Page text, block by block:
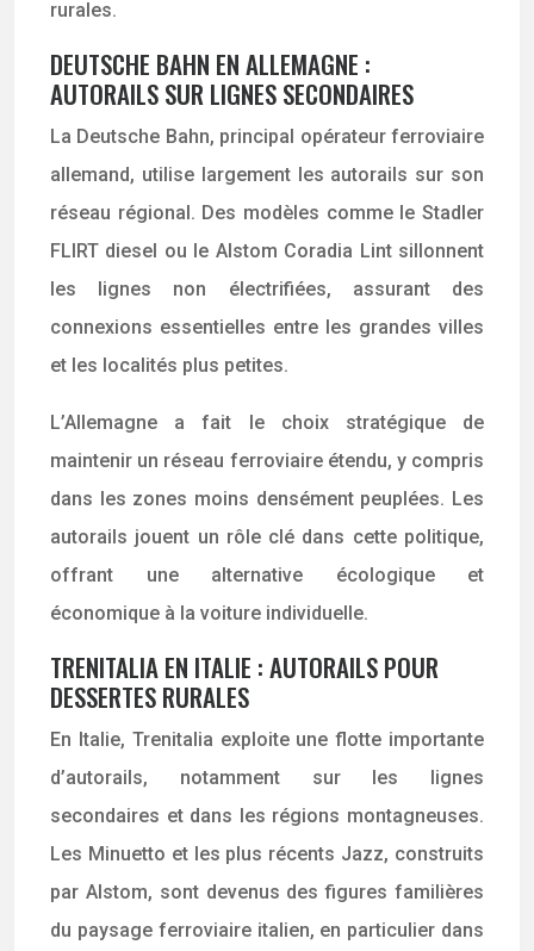
rurales.
DEUTSCHE BAHN EN ALLEMAGNE :
AUTORAILS SUR LIGNES SECONDAIRES
La Deutsche Bahn, principal opérateur ferroviaire
allemand, utilise largement les autorails sur son
réseau régional. Des modèles comme le Stadler
FLIRT diesel ou le Alstom Coradia Lint sillonnent
les lignes non électrifiées, assurant des
connexions essentielles entre les grandes villes
et les localités plus petites.
L’Allemagne a fait le choix stratégique de
maintenir un réseau ferroviaire étendu, y compris
dans les zones moins densément peuplées. Les
autorails jouent un rôle clé dans cette politique,
offrant une alternative écologique et
économique à la voiture individuelle.
TRENITALIA EN ITALIE : AUTORAILS POUR
DESSERTES RURALES
En Italie, Trenitalia exploite une flotte importante
d’autorails, notamment sur les lignes
secondaires et dans les régions montagneuses.
Les Minuetto et les plus récents Jazz, construits
par Alstom, sont devenus des figures familières
du paysage ferroviaire italien, en particulier dans